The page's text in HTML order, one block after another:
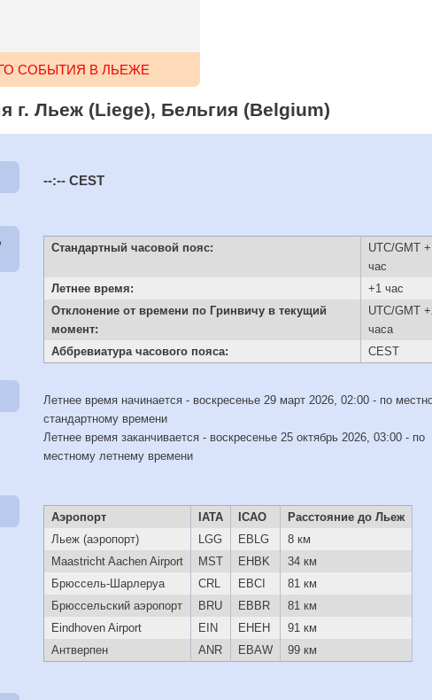
СОБЫТИЯ В ЛЬЕЖЕ
г. Льеж (Liege), Бельгия (Belgium)
--:-- CEST
Стандартный часовой пояс:
UTC/GMT
час
Летнее время:
+1 час
Отклонение от времени по Гринвичу в текущий
момент:
UTC/GMT
часа
Аббревиатура часового пояса:
CEST
Летнее время начинается - воскресенье 29 март 2026, 02:00 - по
стандартному времени
Летнее время заканчивается - воскресенье 25 октябрь 2026, 03:00 - по
местному летнему времени
Аэропорт IATA ICAO
Расстояние до Льеж
Льеж (аэропорт)
LGG EBLG
8 км
Maastricht Aachen Airport
MST EHBK
34 км
Брюссель-Шарлеруа
CRL EBCI
81 км
Брюссельский аэропорт
BRU EBBR
81 км
Eindhoven Airport
EIN EHEH
91 км
Антверпен
ANR EBAW 99 км